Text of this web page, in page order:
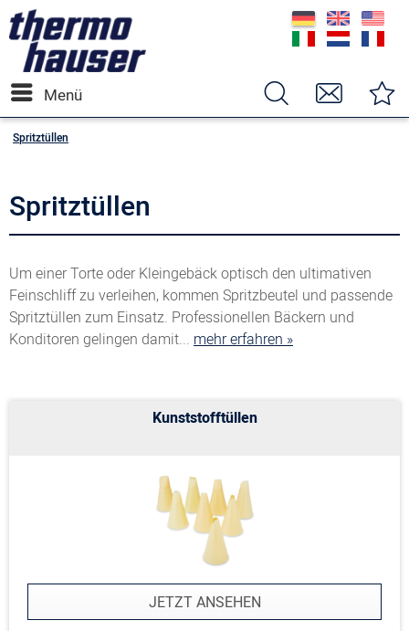
Menü
Spritztüllen
Spritztüllen
Um einer Torte oder Kleingebäck optisch den ultimativen
Feinschliff zu verleihen, kommen Spritzbeutel und passende
Spritztüllen zum Einsatz. Professionellen Bäckern und
Konditoren gelingen damit... mehr erfahren »
Kunststofftüllen
JETZT ANSEHEN